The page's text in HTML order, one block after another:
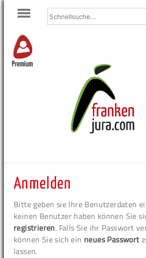
Premium
Anmelden
Bitte geben sie Ihre Benutzerdaten
keinen Benutzer haben können Sie
registrieren. Falls Sie ihr Passwort
können Sie sich ein neues Passwort
lassen.